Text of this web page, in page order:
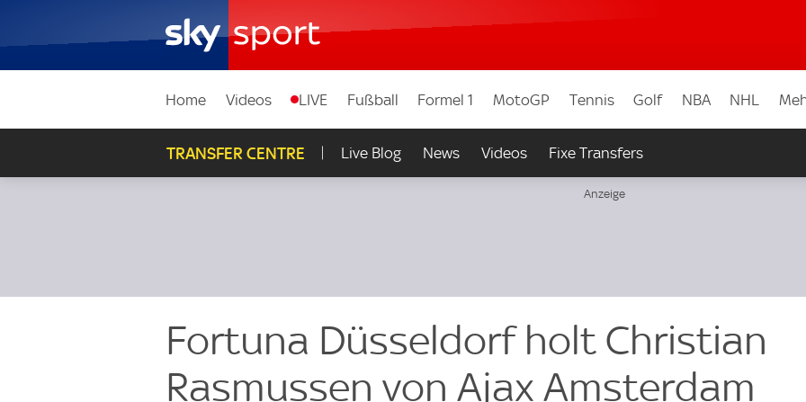
Home Videos LIVE Fußball Formel 1 MotoGP Tennis Golf NBA NHL
TRANSFER CENTRE Live Blog News Videos Fixe Transfers
Fortuna Düsseldorf holt Christian
Rasmussen von Ajax Amsterdam